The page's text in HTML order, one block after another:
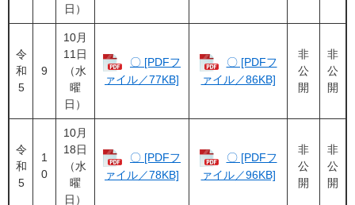
日）
令
和
5
9
10月
11日
（水
曜
日）
〇 [PDFフ
ァイル／77KB]
〇 [PDFフ
ァイル／86KB]
非
公
開
非
公
開
令
和
5
1
0
10月
18日
（水
曜
日）
〇 [PDFフ
ァイル／78KB]
〇 [PDFフ
ァイル／96KB]
非
公
開
非
公
開